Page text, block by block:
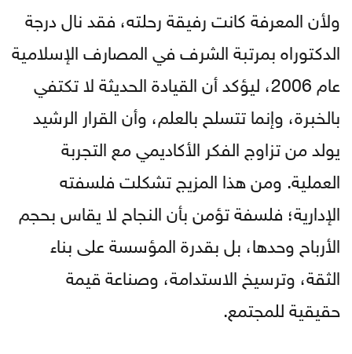
ولأن المعرفة كانت رفيقة رحلته، فقد نال درجة
الدكتوراه بمرتبة الشرف في المصارف الإسلامية
عام 2006، ليؤكد أن القيادة الحديثة لا تكتفي
بالخبرة، وإنما تتسلح بالعلم، وأن القرار الرشيد
يولد من تزاوج الفكر الأكاديمي مع التجربة
العملية. ومن هذا المزيج تشكلت فلسفته
الإدارية؛ فلسفة تؤمن بأن النجاح لا يقاس بحجم
الأرباح وحدها، بل بقدرة المؤسسة على بناء
الثقة، وترسيخ الاستدامة، وصناعة قيمة
حقيقية للمجتمع.